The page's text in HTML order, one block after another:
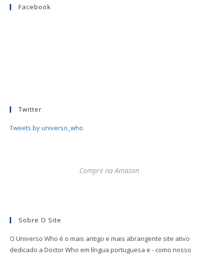
Facebook
Twitter
Tweets by universo_who
Compre na Amazon
Sobre O Site
O Universo Who é o mais antigo e mais abrangente site ativo
dedicado a Doctor Who em língua portuguesa e - como nosso